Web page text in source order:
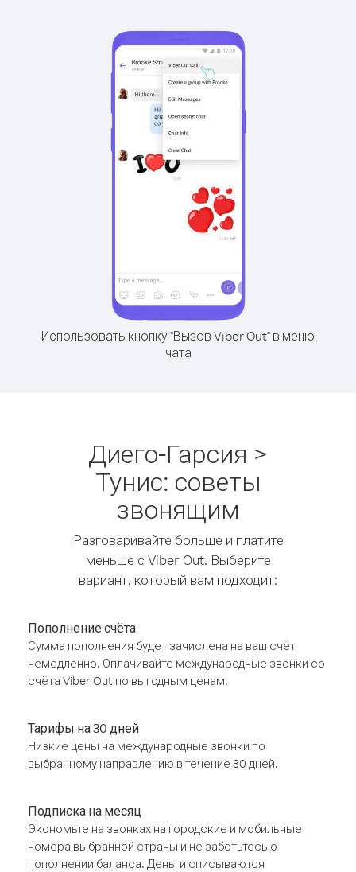
Использовать кнопку "Вызов Viber Out" в меню
чата
Диего-Гарсия >
Тунис: советы
звонящим
Разговаривайте больше и платите
меньше с Viber Out. Выберите
вариант, который вам подходит:
Пополнение счёта
Сумма пополнения будет зачислена на ваш счёт
немедленно. Оплачивайте международные звонки со
счёта Viber Out по выгодным ценам.
Тарифы на 30 дней
Низкие цены на международные звонки по
выбранному направлению в течение 30 дней.
Подписка на месяц
Экономьте на звонках на городские и мобильные
номера выбранной страны и не заботьтесь о
пополнении баланса. Деньги списываются